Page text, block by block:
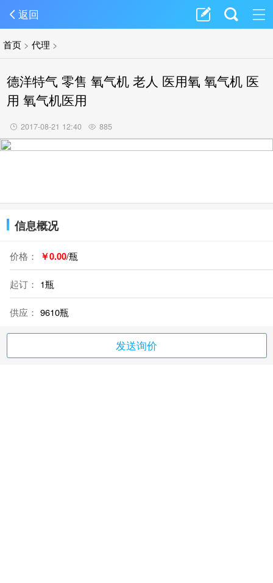
返回
首页 >代理 >
德洋特气 零售 氧气机 老人 医用氧 氧气机 医
用 氧气机医用
2017-08-21 12:40 885
信息概况
价格： ￥0.00/瓶
起订： 1瓶
供应： 9610瓶
发送询价